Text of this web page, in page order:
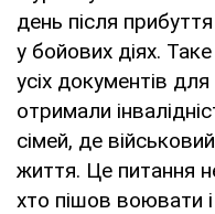
день після
у бойових діях.
усіх документів
отримали
сімей, де
життя. Це питання
хто пішов воювати